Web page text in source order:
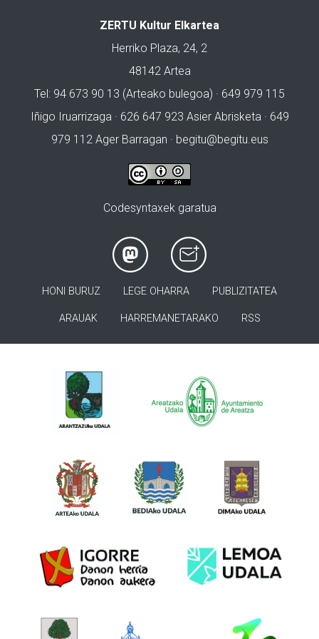
ZERTU Kultur Elkartea
Herriko Plaza, 24, 2
48142 Artea
Tel: 94 673 90 13 (Arteako bulegoa) · 649 979 115
Iñigo Iruarrizaga · 626 647 923 Asier Abrisketa · 649
979 112 Ager Barragan · begitu@begitu.eus
Codesyntaxek garatua
HONI BURUZ LEGE OHARRA PUBLIZITATEA
ARAUAK HARREMANETARAKO RSS